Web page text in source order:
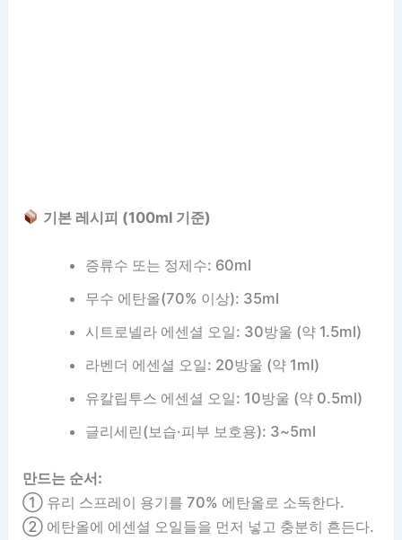
기본 레시피 (100ml 기준)
증류수 또는 정제수: 60ml
무수 에탄올(70% 이상): 35ml
시트로넬라 에센셜 오일: 30방울 (약 1.5ml)
라벤더 에센셜 오일: 20방울 (약 1ml)
유칼립투스 에센셜 오일: 10방울 (약 0.5ml)
글리세린(보습·피부 보호용): 3~5ml
만드는 순서:
① 유리 스프레이 용기를 70% 에탄올로 소독한다.
② 에탄올에 에센셜 오일들을 먼저 넣고 충분히 흔든다.